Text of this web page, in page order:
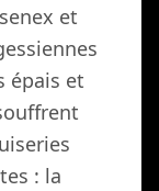
et
épais et
: la